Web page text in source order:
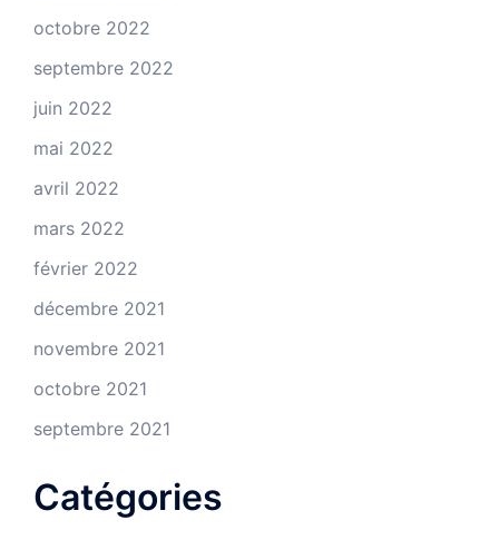
octobre 2022
septembre 2022
juin 2022
mai 2022
avril 2022
mars 2022
février 2022
décembre 2021
novembre 2021
octobre 2021
septembre 2021
Catégories